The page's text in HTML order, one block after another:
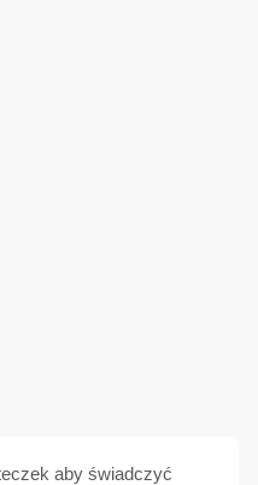
aby świadczyć